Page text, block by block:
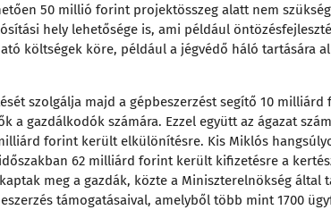
50 millió forint projektösszeg alatt nem
hely lehetősége is, ami például
költségek köre, például a jégvédő háló tartására
szolgálja majd a gépbeszerzést segítő 10
gazdálkodók számára. Ezzel együtt az ágazat
forint került elkülönítésre. Kis Miklós
62 milliárd forint került kifizetésre a
meg a gazdák, közte a Miniszterelnökség által
támogatásaival, amelyből több mint 1700